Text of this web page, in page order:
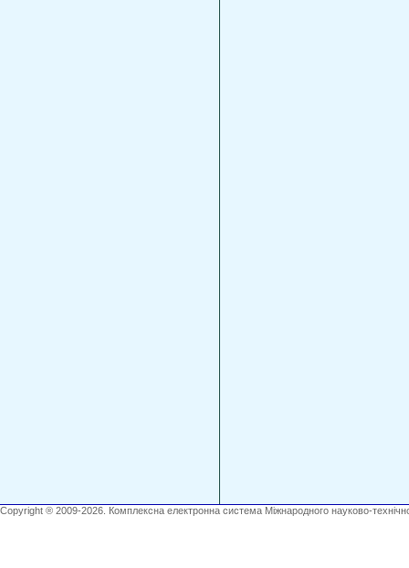
Copyright ® 2009-2026. Комплексна електронна система Міжнародного науково-